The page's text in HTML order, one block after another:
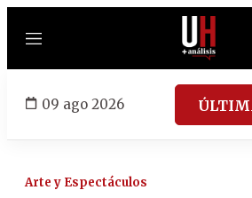
Menú
09 ago 2026
Arte y Espectáculos